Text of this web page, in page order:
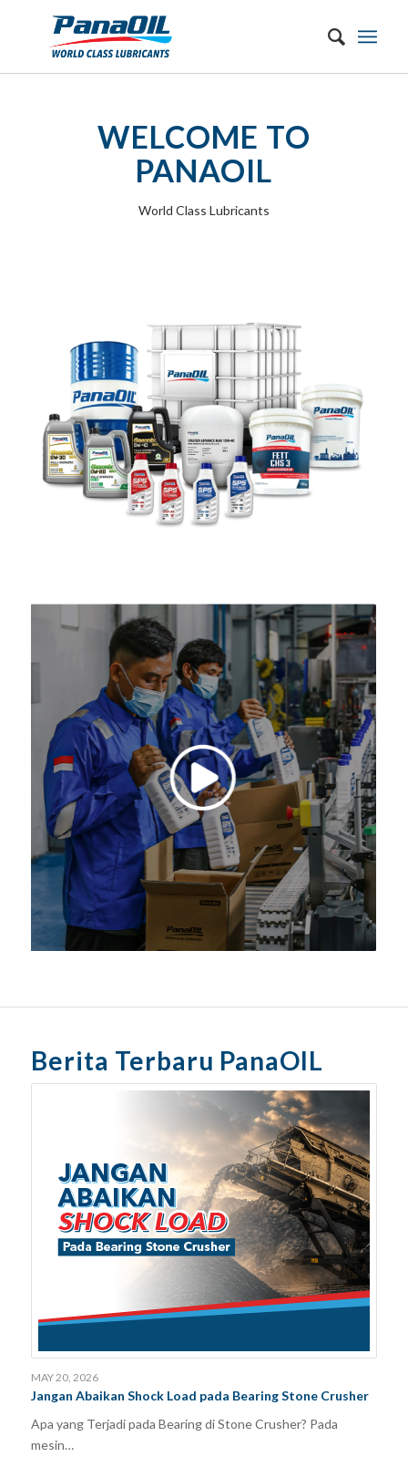
WELCOME TO
PANAOIL
World Class Lubricants
Berita Terbaru PanaOIL
MAY 20, 2026
Jangan Abaikan Shock Load pada Bearing Stone Crusher
Apa yang Terjadi pada Bearing di Stone Crusher? Pada
mesin…